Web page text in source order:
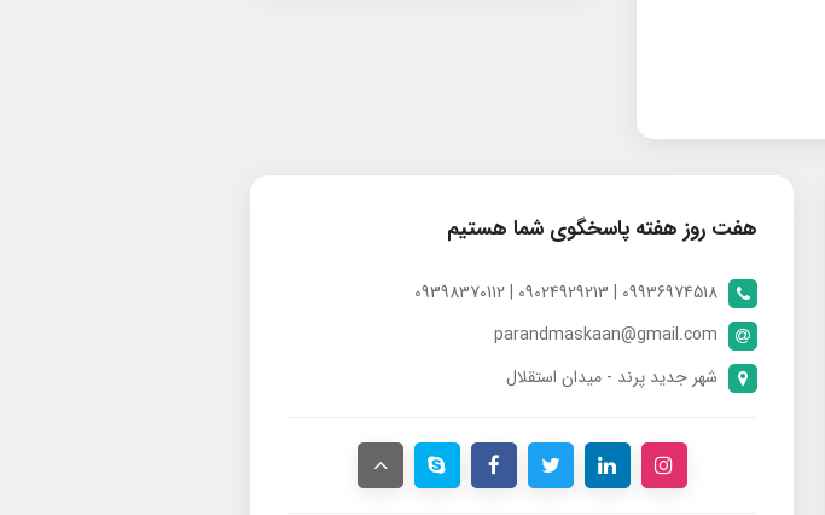
هفت روز هفته پاسخگوی شما هستیم
09936974518 | 09024929213 | 09398370112
parandmaskaan@gmail.com
شهر جدید پرند - میدان استقلال